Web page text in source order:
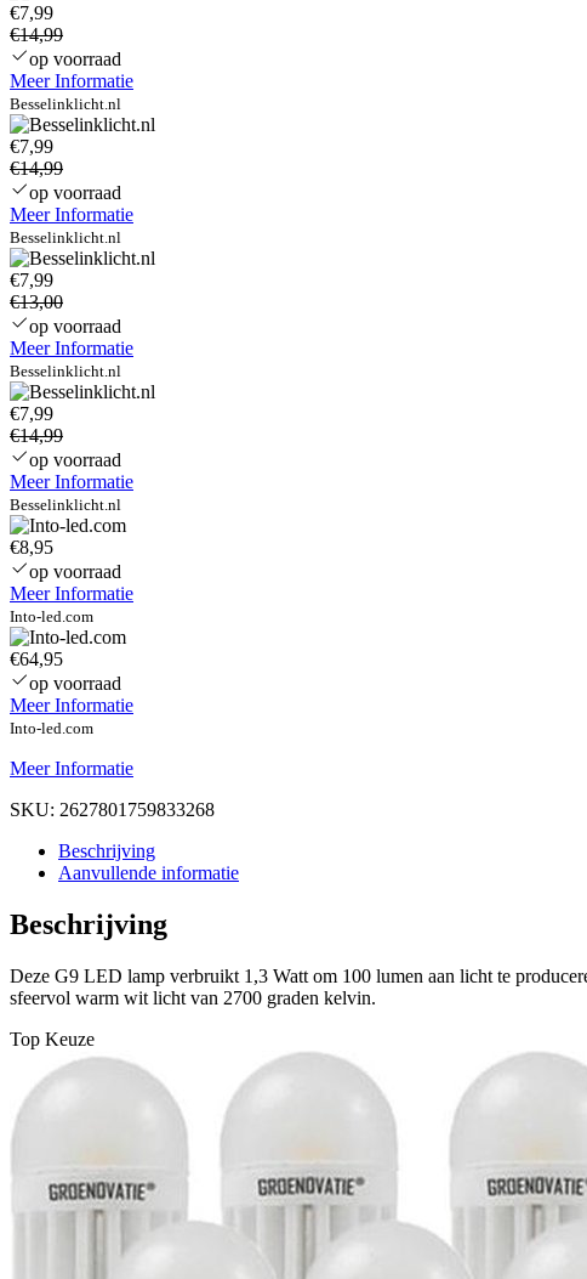
€7,99
€14,99
op voorraad
Meer Informatie
Besselinklicht.nl
€7,99
€14,99
op voorraad
Meer Informatie
Besselinklicht.nl
€7,99
€13,00
op voorraad
Meer Informatie
Besselinklicht.nl
€7,99
€14,99
op voorraad
Meer Informatie
Besselinklicht.nl
€8,95
op voorraad
Meer Informatie
Into-led.com
€64,95
op voorraad
Meer Informatie
Into-led.com
Meer Informatie
SKU: 2627801759833268
Beschrijving
Aanvullende informatie
Beschrijving
Deze G9 LED lamp verbruikt 1,3 Watt om 100 lumen aan licht te
sfeervol warm wit licht van 2700 graden kelvin.
Top Keuze